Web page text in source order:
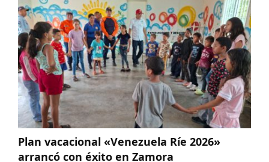
Plan vacacional «Venezuela Ríe 2026»
arrancó con éxito en Zamora